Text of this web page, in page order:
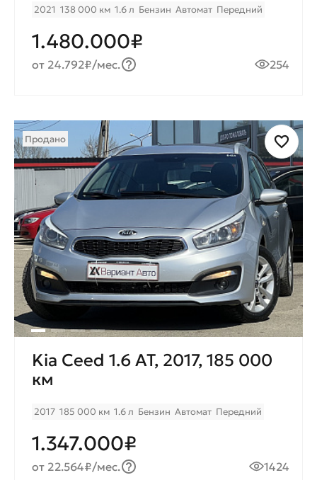
2021 138 000 км 1.6 л Бензин Автомат Передний
1.480.000₽
от 24.792₽/мес. 254
Продано
Kia Ceed 1.6 AT, 2017, 185 000
км
2017 185 000 км 1.6 л Бензин Автомат Передний
1.347.000₽
от 22.564₽/мес. 1424